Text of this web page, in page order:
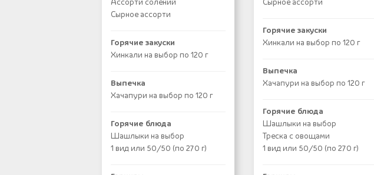
Ассорти солений
Сырное ассорти
Горячие закуски
Хинкали на выбор по 120 г
Выпечка
Хачапури на выбор по 120 г
Горячие блюда
Шашлыки на выбор
1 вид или 50/50 (по 270 г)
Сырное ассорти
Горячие закуски
Хинкали на выбор по 120 г
Выпечка
Хачапури на выбор по 120 г
Горячие блюда
Шашлыки на выбор
Треска с овощами
1 вид или 50/50 (по 270 г)